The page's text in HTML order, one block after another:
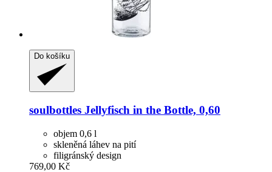
Do košíku
soulbottles Jellyfisch in the Bottle, 0,60
objem 0,6 l
skleněná láhev na pití
filigránský design
769,00 Kč